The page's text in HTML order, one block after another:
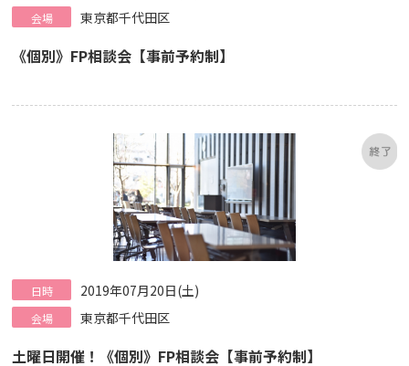
会場 東京都千代田区
《個別》FP相談会【事前予約制】
日時 2019年07月20日(土)
会場 東京都千代田区
土曜日開催！《個別》FP相談会【事前予約制】